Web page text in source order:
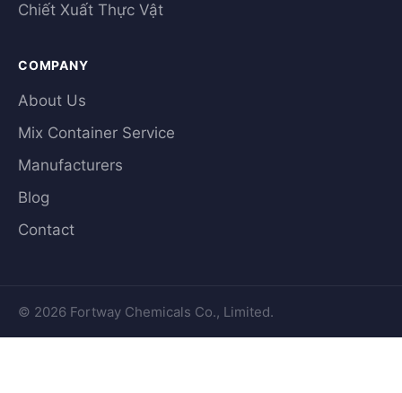
Chiết Xuất Thực Vật
COMPANY
About Us
Mix Container Service
Manufacturers
Blog
Contact
© 2026 Fortway Chemicals Co., Limited.